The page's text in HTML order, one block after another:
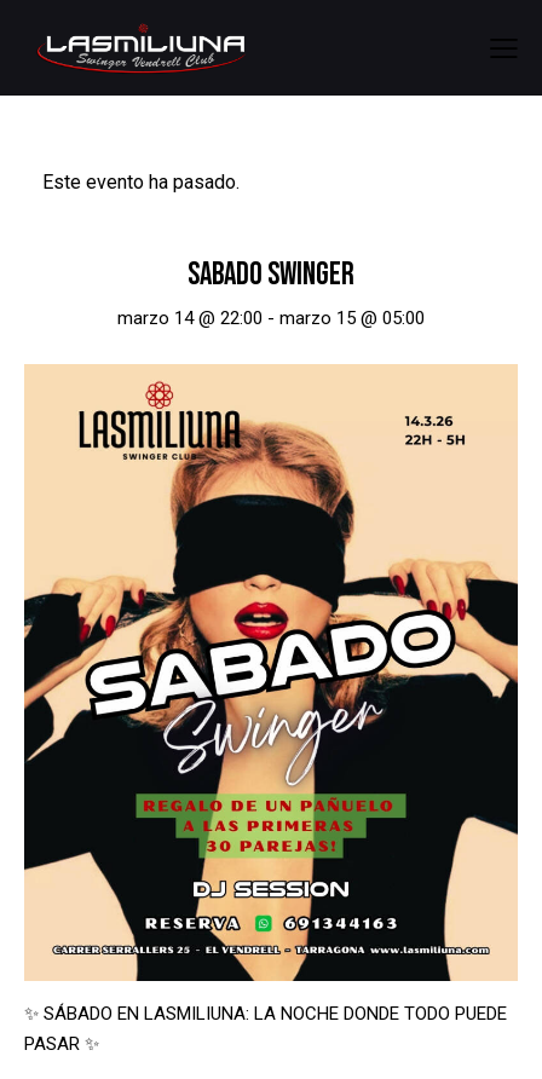
Este evento ha pasado.
SABADO SWINGER
marzo 14 @ 22:00 - marzo 15 @ 05:00
✨ SÁBADO EN LASMILIUNA: LA NOCHE DONDE TODO PUEDE
PASAR ✨